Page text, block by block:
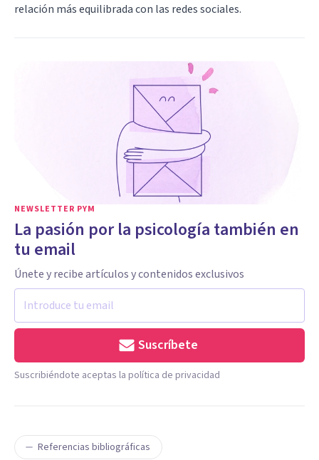
relación más equilibrada con las redes sociales.
NEWSLETTER PYM
La pasión por la psicología también en
tu email
Únete y recibe artículos y contenidos exclusivos
Suscríbete
Suscribiéndote aceptas la política de privacidad
Referencias bibliográficas